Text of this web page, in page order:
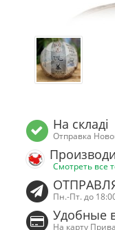
На складі
Отправка
Смотреть все
Пн.-Пт. до
Удобные
На карту